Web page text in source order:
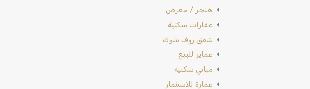
هنجر / معرض
عقارات سكنية
شقق روف بتبوك
عماير للبيع
مباني سكنية
عمارة للاستثمار